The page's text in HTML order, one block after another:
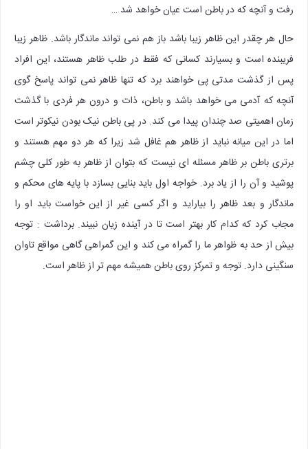
رفت و آنچه که در باطن است عیان خواهد شد …
حال هر چقدر این ظاهر زیبا باشد باز هم نمی تواند ماندگار باشد. ظاهر زیبا
فریبنده است و بسیارند کسانی که فقط در طلب ظاهر هستند، این افراد
پس از گذشت مدتی پی خواهند برد که تنها ظاهر نمی تواند پاسخ گوی
آنچه که آدمی می خواهد باشد و باطن، ذات و درون هر فردی با گذشت
زمان اهمیتی صد چندان پیدا می کند. در پی باطن نیک بودن نیکوتر است
اما در این میانه نباید از ظاهر هم غافل شد زیرا که هر دو مهم هستند و
برتری باطن بر ظاهر مسئله ای نیست که بتوان از ظاهر به طور کلی چشم
پوشید و آن را از یاد برد. خواجه اول باید بنایی بسازد با پایه های محکم و
ماندگار و بعد ظاهر را بیاراید و اگر کسی غیر از این خواست باید او را
مجاب کرد که کدام کار بهتر است تا در آینده زیان نبیند. برداشت : توجه
بیش از حد به ظواهر ما را گمراه می کند و این گمراهی گاهی مواقع تاوان
سنگینی دارد. توجه و تمرکز روی باطن همیشه مهم تر از ظاهر است.